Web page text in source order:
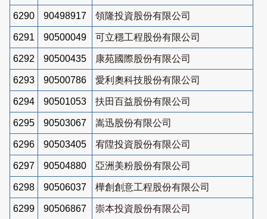
6290 90498917 領隆投資股份有限公司
6291 90500049 可立穩工程股份有限公司
6292 90500435 康苑國際股份有限公司
6293 90500786 愛利奧科技股份有限公司
6294 90501053 扶田百益股份有限公司
6295 90503067 嵩迅股份有限公司
6296 90503405 宥陞投資股份有限公司
6297 90504880 亞洲美粉股份有限公司
6298 90506037 樺創創意工程股份有限公司
6299 90506867 崇本投資股份有限公司